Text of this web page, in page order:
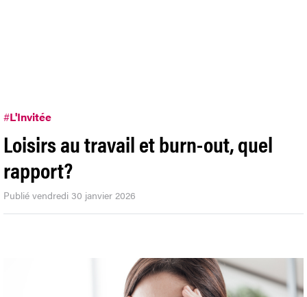
#L'Invitée
Loisirs au travail et burn-out, quel
rapport?
Publié vendredi 30 janvier 2026